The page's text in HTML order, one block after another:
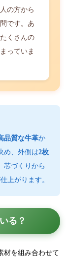
の方から
です。あ
くさんの
っていま
品質な牛革か
め、外側は2枚
芯づくりから
上がります。
る？
材を組み合わせて